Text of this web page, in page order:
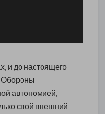
и до настоящего
Обороны
автономией,
свой внешний